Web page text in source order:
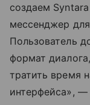
создаем
мессенджер
Пользователь
формат
тратить время
интерфейса», —